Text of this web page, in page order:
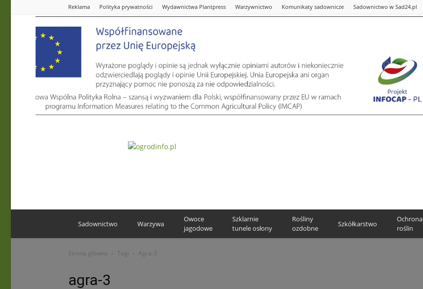
Reklama Polityka prywatności Wydawnictwa Plantpress Warzywnictwo Komunikaty sadownicze Sadownictwo w Sad24.pl
Sadownictwo Warzywa
Owoce
jagodowe
Szklarnie
tunele osłony
Rośliny
ozdobne
Szkółkarstwo
Ochrona
roślin
Strona główna Tagi Agra-3
agra-3